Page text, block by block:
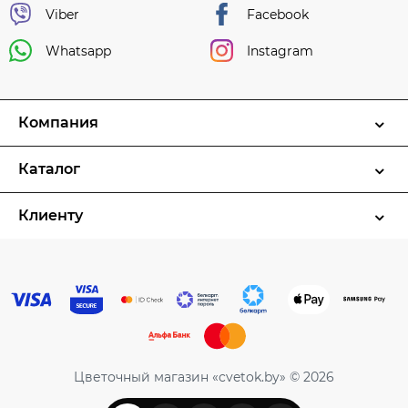
Viber
Whatsapp
Facebook
Instagram
Компания
Каталог
Клиенту
Цветочный магазин «cvetok.by» © 2026